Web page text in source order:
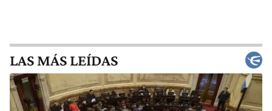
LAS MÁS LEÍDAS